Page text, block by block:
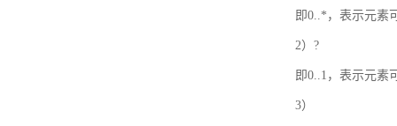
即0..*，表示元素
2）?
即0..1，表示元素
3）